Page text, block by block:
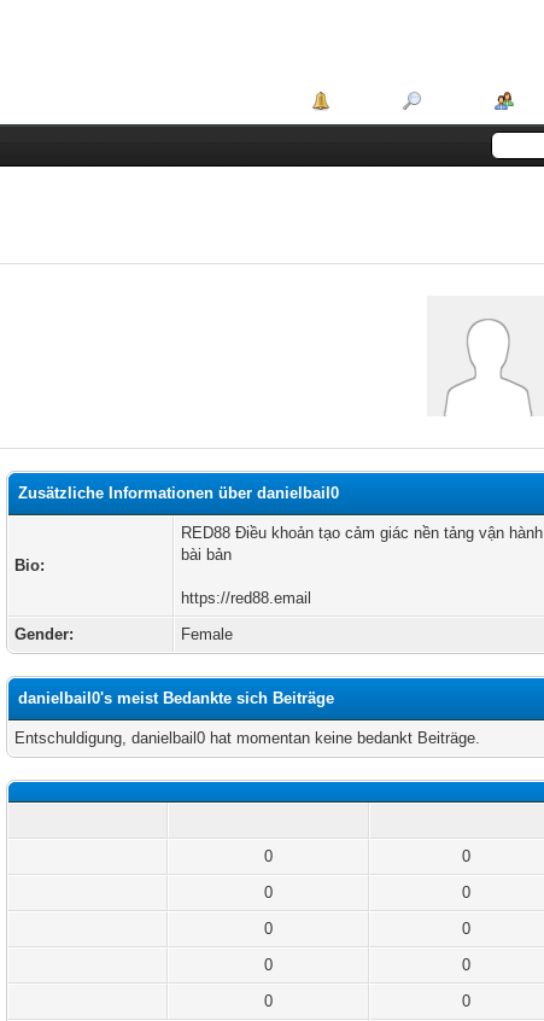
Zusätzliche Informationen über danielbail0
Bio:
RED88 Điều khoản tạo cảm giác nền tảng vận hành
bài bản
https://red88.email
Gender:
Female
danielbail0's meist Bedankte sich Beiträge
Entschuldigung, danielbail0 hat momentan keine bedankt Beiträge.
0
0
0
0
0
0
0
0
0
0